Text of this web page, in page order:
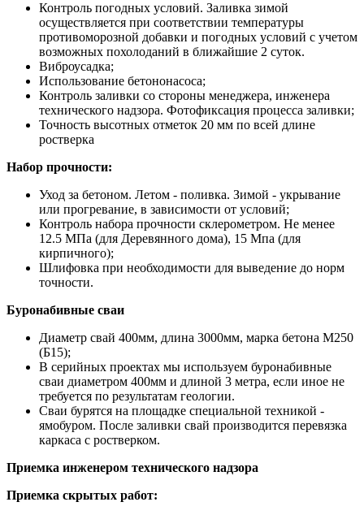
Контроль погодных условий. Заливка зимой
осуществляется при соответствии температуры
противоморозной добавки и погодных условий с учетом
возможных похолоданий в ближайшие 2 суток.
Виброусадка;
Использование бетононасоса;
Контроль заливки со стороны менеджера, инженера
технического надзора. Фотофиксация процесса заливки;
Точность высотных отметок 20 мм по всей длине
ростверка
Набор прочности:
Уход за бетоном. Летом - поливка. Зимой - укрывание
или прогревание, в зависимости от условий;
Контроль набора прочности склерометром. Не менее
12.5 МПа (для Деревянного дома), 15 Мпа (для
кирпичного);
Шлифовка при необходимости для выведение до норм
точности.
Буронабивные сваи
Диаметр свай 400мм, длина 3000мм, марка бетона М250
(Б15);
В серийных проектах мы используем буронабивные
сваи диаметром 400мм и длиной 3 метра, если иное не
требуется по результатам геологии.
Сваи бурятся на площадке специальной техникой -
ямобуром. После заливки свай производится перевязка
каркаса с ростверком.
Приемка инженером технического надзора
Приемка скрытых работ: